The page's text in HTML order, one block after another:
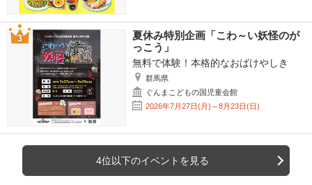
夏休み特別企画「こわ～い妖怪のが
っこう」
無料で体験！本格的なおばけやしき
群馬県
ぐんまこどもの国児童会館
2026年7月27日(月)～8月23日(日)
4位以下のイベントを見る